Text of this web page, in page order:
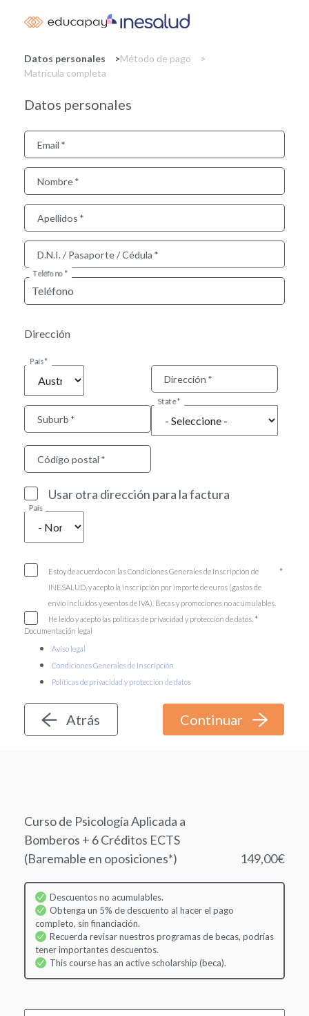
to
content
Datos personales
Método de pago
Matrícula completa
Datos personales
Email
Nombre
Apellidos
D.N.I. / Pasaporte / Cédula
Teléfono
Dirección
País
Dirección
Suburb
State
Código postal
Usar otra dirección para la factura
País
Estoy de acuerdo con las Condiciones Generales de Inscripción de
INESALUD, y acepto la inscripción por importe de euros (gastos de
envío incluidos y exentos de IVA). Becas y promociones no acumulables.
He leído y acepto las políticas de privacidad y protección de datos.
Documentación legal
Aviso legal
Condiciones Generales de Inscripción
Políticas de privacidad y protección de datos
Atrás
Curso de Psicología Aplicada a
Bomberos + 6 Créditos ECTS
(Baremable en oposiciones*)
149,00€
Descuentos no acumulables.
Obtenga un 5% de descuento al hacer el pago
completo, sin financiación.
Recuerda revisar nuestros programas de becas, podrías
tener importantes descuentos.
This course has an active scholarship (beca).